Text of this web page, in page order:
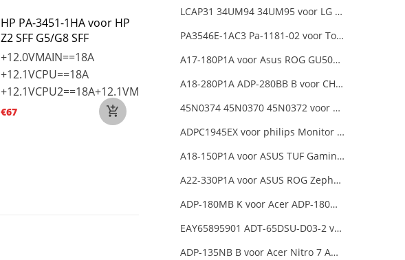
HP PA-3451-1HA voor HP
Z2 SFF G5/G8 SFF
+12.0VMAIN==18A
+12.1VCPU==18A
+12.1VCPU2==18A+12.1VMAIN&+12.1VCPU&+12.1VCPU2
€67
D240E015P 865N6 voor
Dell Optiplex 3710 3910
+12VA1==/18A
+12VA2==/18A
5P51D77130
SP50H29604 voor
Lenovo P340 Tower
Desktop
€49
LCAP31 34UM94 34UM95 voor LG 34-Inch Ultra Wide QHD Monitor LED
PA3546E-1AC3 Pa-1181-02 voor Toshiba X205 180W 19V 9.5A Laptop DC Charger Power Supply
A17-180P1A voor Asus ROG GU501G GU501GM Adapter Power Supply
A18-280P1A ADP-280BB B voor CHICONY MSIGE66 X170SMG, MSI GE66 GE76
45N0374 45N0370 45N0372 voor 20V 8.5A 170W Lenovo ThinkPad W540 T540P
ADPC1945EX voor philips Monitor Power Supply
A18-150P1A voor ASUS TUF Gaming FX505DT-EB73
A22-330P1A voor ASUS ROG Zephyrus Duo 16 2023 GX650PY
ADP-180MB K voor Acer ADP-180MB K Laptop Charger
EAY65895901 ADT-65DSU-D03-2 voor LG gram 15Z90P-K.ARB6U1 16T90P, LG gram 15Z90Q 16Z90Q 17Z90Q16Z95PD Series
ADP-135NB B voor Acer Nitro 7 AN715-51-73AJ A715-74G-52B0 Notebook